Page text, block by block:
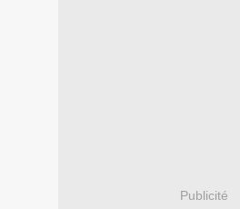
Publicité